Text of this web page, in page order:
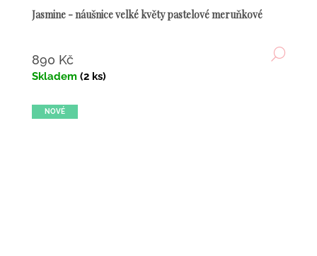
Jasmine - náušnice velké květy pastelové meruňkové
890 Kč
Skladem (2 ks)
NOVÉ